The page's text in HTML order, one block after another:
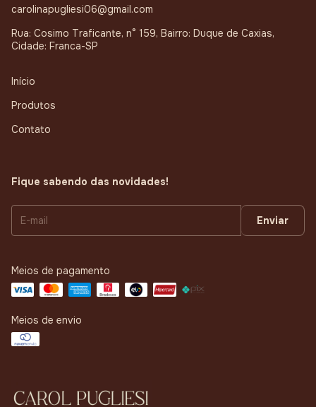
carolinapugliesi06@gmail.com
Rua: Cosimo Traficante, n° 159, Bairro: Duque de Caxias,
Cidade: Franca-SP
Início
Produtos
Contato
Fique sabendo das novidades!
Meios de pagamento
Meios de envio